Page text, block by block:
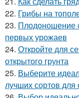
22. Грибы на
23. Плодоношение
первых урожаев
24. Откройте для
открытого грунта
25. Выберите
лучших сортов для